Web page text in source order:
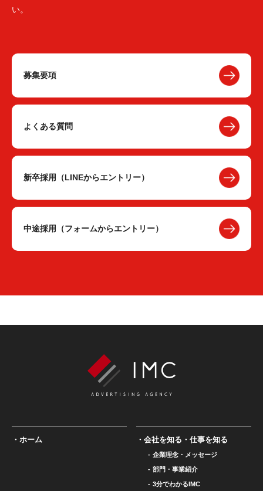
い。
募集要項
よくある質問
新卒採用（LINEからエントリー）
中途採用（フォームからエントリー）
ホーム 会社を知る・仕事を知る
企業理念・メッセージ
部門・事業紹介
3分でわかるIMC